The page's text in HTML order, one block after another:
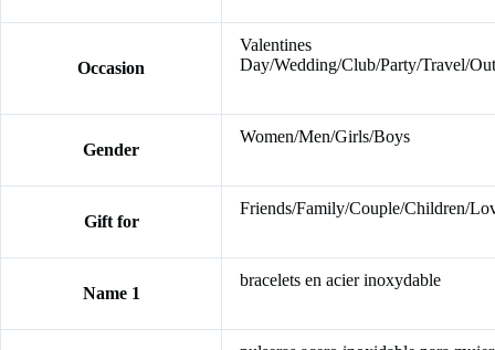
Occasion
Valentines
Day/Wedding/Club/Party/Travel/
Gender
Women/Men/Girls/Boys
Gift for
Friends/Family/Couple/Children/
Name 1
bracelets en acier inoxydable